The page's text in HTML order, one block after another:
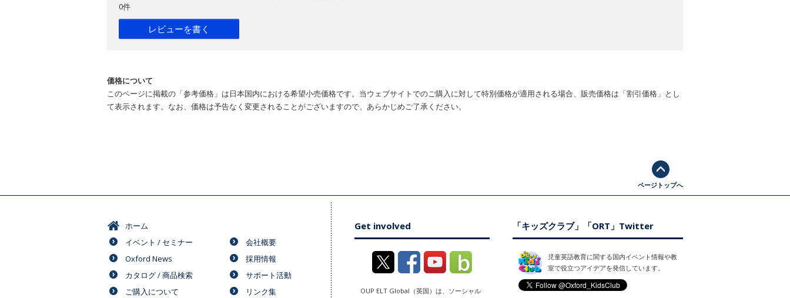
0件
レビューを書く
価格について
このページに掲載の「参考価格」は日本国内における希望小売価格です。当ウェブサイトでのご購入に対して特別価格が適用される場合、販売価格は「割引価格」とし
て表示されます。なお、価格は予告なく変更されることがございますので、あらかじめご了承ください。
ページトップへ
ホーム
イベント / セミナー
Oxford News
カタログ / 商品検索
ご購入について
会社概要
採用情報
サポート活動
リンク集
Get involved
OUP ELT Global（英国）は、ソーシャル
「キッズクラブ」「ORT」Twitter
児童英語教育に関する国内イベント情報や教
室で役立つアイデアを発信しています。